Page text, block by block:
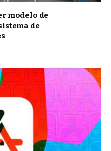
modelo de
de